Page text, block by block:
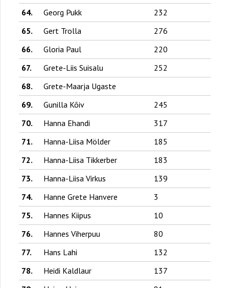
64.
Georg Pukk
232
65.
Gert Trolla
276
66.
Gloria Paul
220
67.
Grete-Liis Suisalu
252
68.
Grete-Maarja Ugaste
69.
Gunilla Kõiv
245
70.
Hanna Ehandi
317
71.
Hanna-Liisa Mölder
185
72.
Hanna-Liisa Tikkerber
183
73.
Hanna-Liisa Virkus
139
74.
Hanne Grete Hanvere
3
75.
Hannes Kiipus
10
76.
Hannes Viherpuu
80
77.
Hans Lahi
132
78.
Heidi Kaldlaur
137